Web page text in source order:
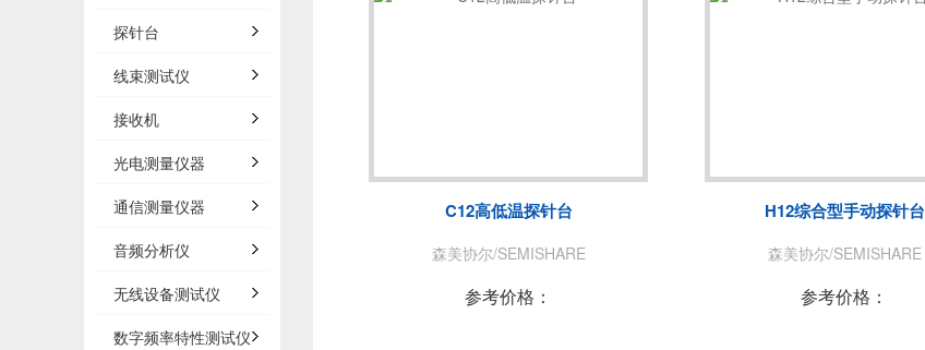
探针台
线束测试仪
接收机
光电测量仪器
通信测量仪器
音频分析仪
无线设备测试仪
数字频率特性测试仪
C12高低温探针台
森美协尔/SEMISHARE
参考价格：
H12综合型手动探针台
森美协尔/SEMISHARE
参考价格：